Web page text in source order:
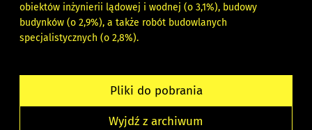
obiektów inżynierii lądowej i wodnej (o 3,1%), budowy
budynków (o 2,9%), a także robót budowlanych
specjalistycznych (o 2,8%).
Pliki do pobrania
Wyjdź z archiwum